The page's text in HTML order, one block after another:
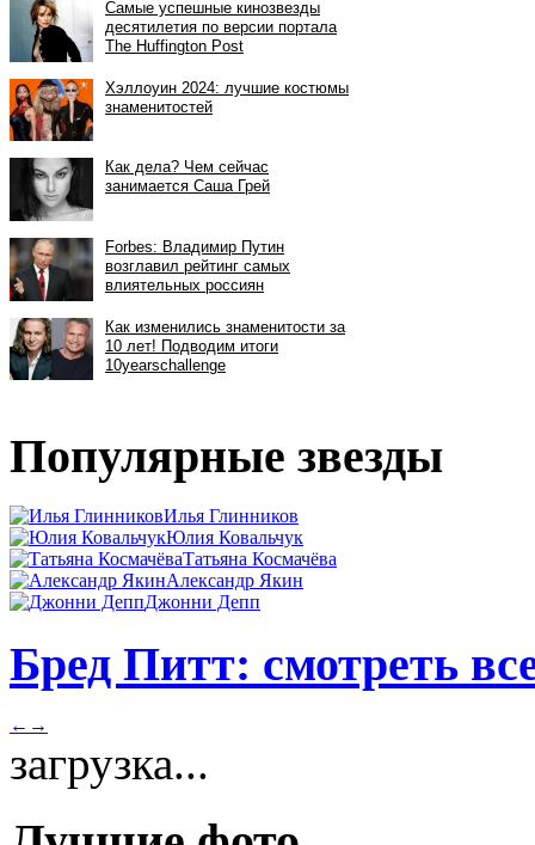
Популярные звезды
Илья Глинников
Юлия Ковальчук
Татьяна Космачёва
Александр Якин
Джонни Депп
Бред Питт: смотреть
← →
загрузка...